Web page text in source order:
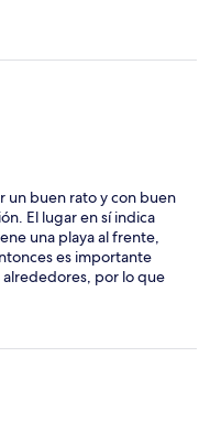
un buen rato y con buen
El lugar en sí indica
una playa al frente,
es importante
alrededores, por lo que
por el hotel